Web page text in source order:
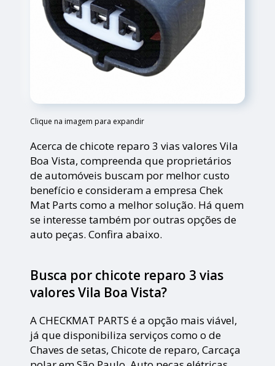
Clique na imagem para expandir
Acerca de chicote reparo 3 vias valores Vila
Boa Vista, compreenda que proprietários
de automóveis buscam por melhor custo
benefício e consideram a empresa Chek
Mat Parts como a melhor solução. Há quem
se interesse também por outras opções de
auto peças. Confira abaixo.
Busca por chicote reparo 3 vias
valores Vila Boa Vista?
A CHECKMAT PARTS é a opção mais viável,
já que disponibiliza serviços como o de
Chaves de setas, Chicote de reparo, Carcaça